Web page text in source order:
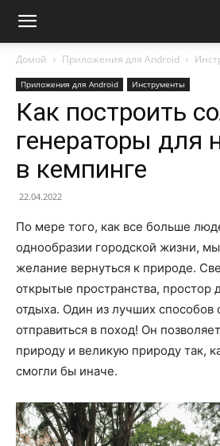
Домой Приложения для Android
Приложения для Android Инструменты
Как построить
генераторы для
в кемпинге
22.04.2022
По мере того, как все больше
однообразии городской жизни,
желание вернуться к природе.
открытые пространства, простор
отдыха. Один из лучших способов
отправиться в поход! Он
природу и великую природу так,
смогли бы иначе.